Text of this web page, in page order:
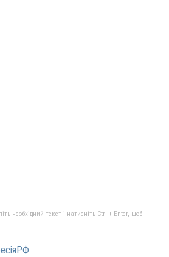
необхідний текст і натисніть Ctrl + Enter, щоб